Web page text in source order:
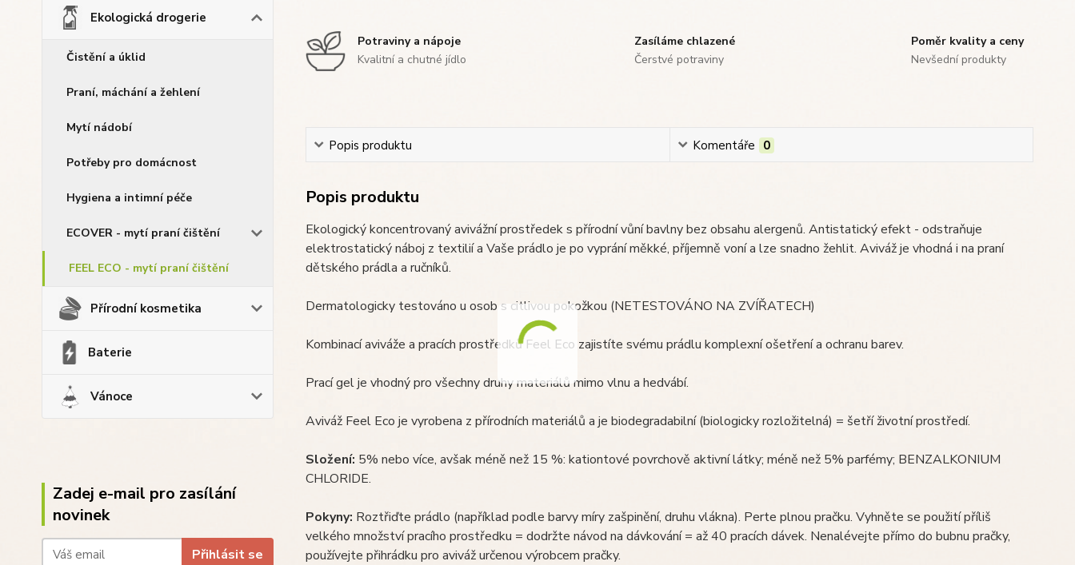
Ekologická drogerie
Čistění a úklid
Praní, máchání a žehlení
Mytí nádobí
Potřeby pro domácnost
Hygiena a intimní péče
ECOVER - mytí praní čištění
FEEL ECO - mytí praní čištění
Přírodní kosmetika
Baterie
Vánoce
Zadej e-mail pro zasílání
novinek
Přihlásit se
Potraviny a nápoje
Kvalitní a chutné jídlo
Zasíláme chlazené
Čerstvé potraviny
Poměr kvality a ceny
Nevšední produkty
Popis produktu Komentáře 0
Popis produktu
Ekologický koncentrovaný avivážní prostředek s přírodní vůní bavlny bez obsahu alergenů. Antistatický efekt - odstraňuje
elektrostatický náboj z textilií a Vaše prádlo je po vyprání měkké, příjemně voní a lze snadno žehlit. Aviváž je vhodná i na praní
dětského prádla a ručníků.
Dermatologicky testováno u osob s citlivou pokožkou (NETESTOVÁNO NA ZVÍŘATECH)
Kombinací aviváže a pracích prostředků Feel Eco zajistíte svému prádlu komplexní ošetření a ochranu barev.
Prací gel je vhodný pro všechny druhy materiálů mimo vlnu a hedvábí.
Aviváž Feel Eco je vyrobena z přírodních materiálů a je biodegradabilní (biologicky rozložitelná) = šetří životní prostředí.
Složení: 5% nebo více, avšak méně než 15 %: kationtové povrchově aktivní látky; méně než 5% parfémy; BENZALKONIUM
CHLORIDE.
Pokyny: Roztřiďte prádlo (například podle barvy míry zašpinění, druhu vlákna). Perte plnou pračku. Vyhněte se použití příliš
velkého množství pracího prostředku = dodržte návod na dávkování = až 40 pracích dávek. Nenalévejte přímo do bubnu pračky,
používejte přihrádku pro aviváž určenou výrobcem pračky.